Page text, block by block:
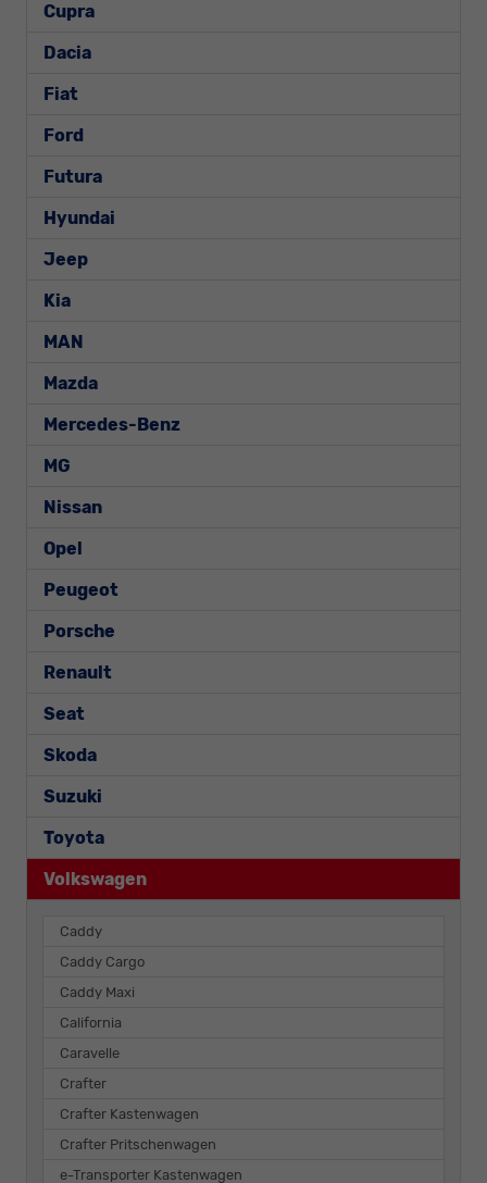
Cupra
Dacia
Fiat
Ford
Futura
Hyundai
Jeep
Kia
MAN
Mazda
Mercedes-Benz
MG
Nissan
Opel
Peugeot
Porsche
Renault
Seat
Skoda
Suzuki
Toyota
Volkswagen
Caddy
Caddy Cargo
Caddy Maxi
California
Caravelle
Crafter
Crafter Kastenwagen
Crafter Pritschenwagen
e-Transporter Kastenwagen